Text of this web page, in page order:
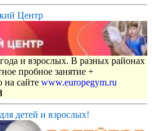
Центр
и взрослых. В разных районах
пробное занятие +
на сайте www.europegym.ru
детей и взрослых!